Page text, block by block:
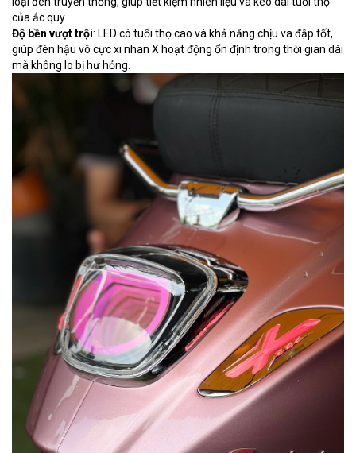
của ắc quy.
Độ bền vượt trội: LED có tuổi thọ cao và khả năng chịu va đập tốt,
giúp đèn hậu vô cực xi nhan X hoạt động ổn định trong thời gian dài
mà không lo bị hư hỏng.